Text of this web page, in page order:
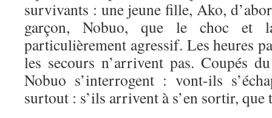
survivants : une jeune fille, Ako,
garçon, Nobuo, que le choc et
particulièrement agressif. Les heures
les secours n’arrivent pas. Coupés
Nobuo s’interrogent : vont-ils
surtout : s’ils arrivent à s’en sortir,